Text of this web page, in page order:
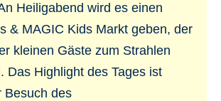
Heiligabend wird es einen
& MAGIC Kids Markt geben, der
kleinen Gäste zum Strahlen
Das Highlight des Tages ist
Besuch des